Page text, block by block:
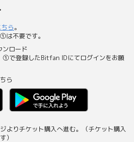
ちら。
不要です。
ロード
で登録したBitfan IDにてログインをお願
ら
よりチケット購入へ進む。（チケット購入
）